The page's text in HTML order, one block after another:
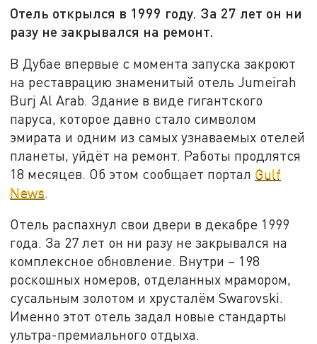
Отель открылся в 1999 году. За 27 лет он ни
разу не закрывался на ремонт.
В Дубае впервые с момента запуска закроют
на реставрацию знаменитый отель Jumeirah
Burj Al Arab. Здание в виде гигантского
паруса, которое давно стало символом
эмирата и одним из самых узнаваемых отелей
планеты, уйдёт на ремонт. Работы продлятся
18 месяцев. Об этом сообщает портал Gulf
News.
Отель распахнул свои двери в декабре 1999
года. За 27 лет он ни разу не закрывался на
комплексное обновление. Внутри – 198
роскошных номеров, отделанных мрамором,
сусальным золотом и хрусталём Swarovski.
Именно этот отель задал новые стандарты
ультра-премиального отдыха.